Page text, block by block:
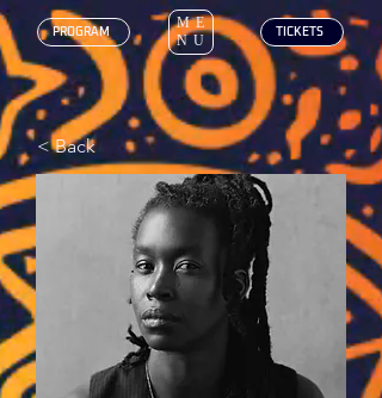
ME
NU
‎ TICKETS
‎ PROGRAM
< Back